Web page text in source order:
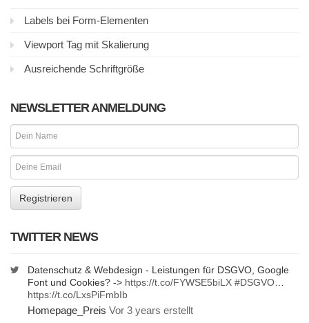
Labels bei Form-Elementen
Viewport Tag mit Skalierung
Ausreichende Schriftgröße
NEWSLETTER ANMELDUNG
TWITTER NEWS
Datenschutz & Webdesign - Leistungen für DSGVO, Google
Font und Cookies? -> https://t.co/FYWSE5biLX #DSGVO
https://t.co/LxsPiFmbIb
Homepage_Preis Vor 3 years erstellt